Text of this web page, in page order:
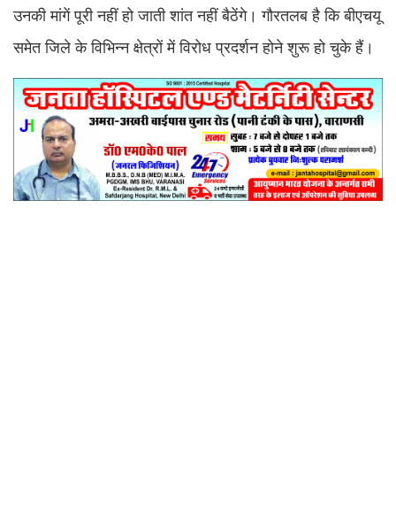
उनकी मांगें पूरी नहीं हो जाती शांत नहीं बैठेंगे। गौरतलब है कि बीएचयू
समेत जिले के विभिन्न क्षेत्रों में विरोध प्रदर्शन होने शुरू हो चुके हैं।